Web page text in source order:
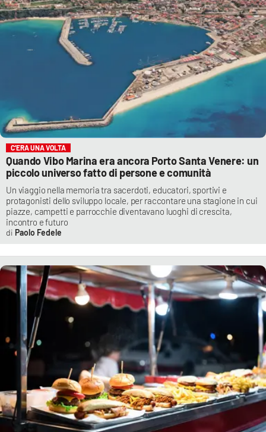
C’ERA UNA VOLTA
Quando Vibo Marina era ancora Porto Santa Venere: un
piccolo universo fatto di persone e comunità
Un viaggio nella memoria tra sacerdoti, educatori, sportivi e
protagonisti dello sviluppo locale, per raccontare una stagione in cui
piazze, campetti e parrocchie diventavano luoghi di crescita,
incontro e futuro
Paolo Fedele